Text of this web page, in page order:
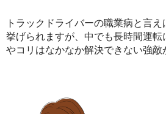
トラックドライバーの職業病と言
挙げられますが、中でも長時間運転
やコリはなかなか解決できない強敵